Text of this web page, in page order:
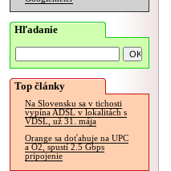
Hľadanie
Top články
Na Slovensku sa v tichosti
vypína ADSL v lokalitách s
VDSL, už 31. mája
Orange sa doťahuje na UPC
a O2, spustí 2.5 Gbps
pripojenie